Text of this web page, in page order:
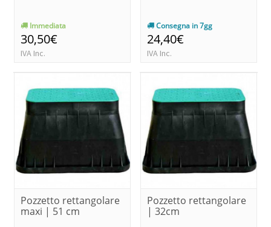
Immediata
30,50€
IVA Inc.
Consegna in 7gg
24,40€
IVA Inc.
Pozzetto rettangolare
maxi | 51 cm
Pozzetto rettangolare
| 32cm